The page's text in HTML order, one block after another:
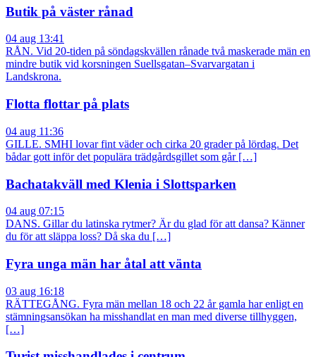
Butik på väster rånad
04 aug 13:41
RÅN. Vid 20-tiden på söndagskvällen rånade två maskerade män en
mindre butik vid korsningen Suellsgatan–Svarvargatan i
Landskrona.
Flotta flottar på plats
04 aug 11:36
GILLE. SMHI lovar fint väder och cirka 20 grader på lördag. Det
bådar gott inför det populära trädgårdsgillet som går […]
Bachatakväll med Klenia i Slottsparken
04 aug 07:15
DANS. Gillar du latinska rytmer? Är du glad för att dansa? Känner
du för att släppa loss? Då ska du […]
Fyra unga män har åtal att vänta
03 aug 16:18
RÄTTEGÅNG. Fyra män mellan 18 och 22 år gamla har enligt en
stämningsansökan ha misshandlat en man med diverse tillhyggen,
[…]